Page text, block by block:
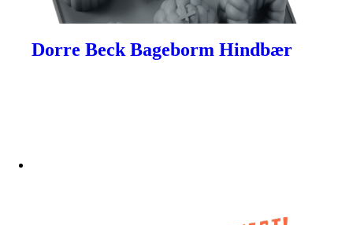
Dorre Beck Bageborm Hindbær